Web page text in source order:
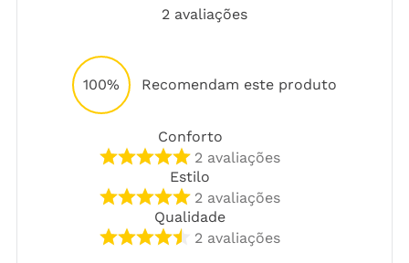
2 avaliações
100% Recomendam este produto
Conforto
2 avaliações
Estilo
2 avaliações
Qualidade
2 avaliações